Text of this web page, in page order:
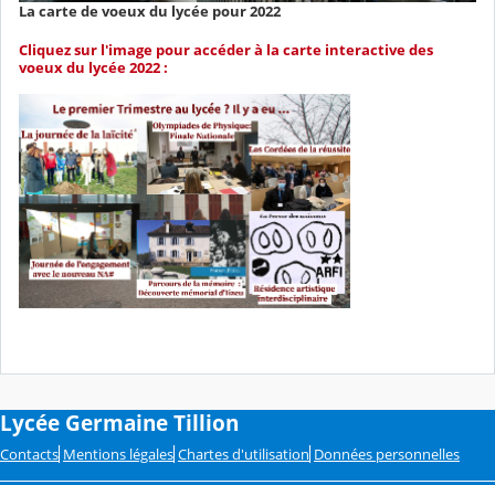
La carte de voeux du lycée pour 2022
Cliquez sur l'image pour accéder à la carte interactive des
voeux du lycée 2022 :
Lycée Germaine Tillion
Contacts Mentions légales Chartes d'utilisation Données personnelles